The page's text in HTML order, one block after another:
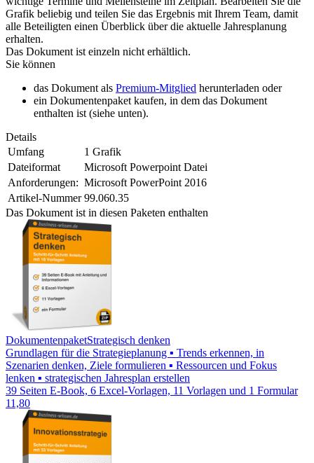
Grafik beliebig und teilen Sie das Ergebnis mit Ihrem Team, damit
alle Beteiligten einen Überblick über die aktuelle Jahresplanung
erhalten.
Das Dokument ist einzeln nicht erhältlich.
Sie können
das Dokument als Premium-Mitglied herunterladen oder
ein Dokumentenpaket kaufen, in dem das Dokument
enthalten ist (siehe unten).
Details
Umfang
1 Grafik
Dateiformat
Microsoft Powerpoint Datei
Anforderungen: Microsoft PowerPoint 2016
Artikel-Nummer 99.060.35
Das Dokument ist in diesen Paketen enthalten
DokumentenpaketStrategisch denken
Grundlagen für die Strategieplanung ▪ Trends erkennen, in
Szenarien denken, Ziele formulieren ▪ Ressourcen und Fokus
lenken ▪ strategischen Jahresplan erstellen
39 Seiten E-Book, 6 Excel-Vorlagen, 11 Vorlagen und 1 Formular
11,80